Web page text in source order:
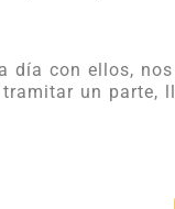
día con ellos,
un parte,